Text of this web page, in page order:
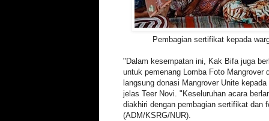
Pembagian sertifikat kepada
"Dalam kesempatan ini, Kak Bifa juga
untuk pemenang Lomba Foto Mangrover
langsung donasi Mangrover Unite
jelas Teer Novi. "Keseluruhan acara
diakhiri dengan pembagian sertifikat dan
(ADM/KSRG/NUR).